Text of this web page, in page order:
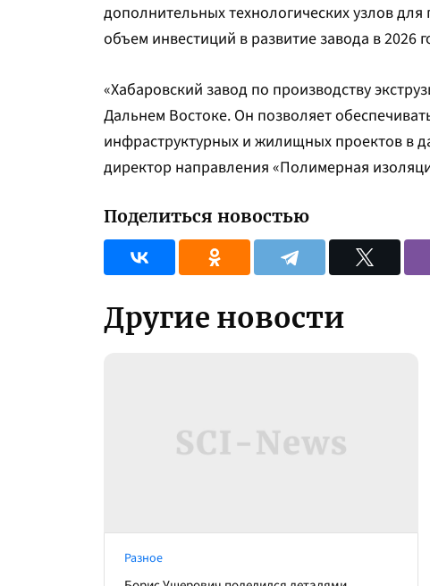
дополнительных технологических узлов
объем инвестиций в развитие завода в 2026
«Хабаровский завод по производству
Дальнем Востоке. Он позволяет
инфраструктурных и жилищных проектов в
директор направления «Полимерная
Поделиться новостью
Другие новости
Разное